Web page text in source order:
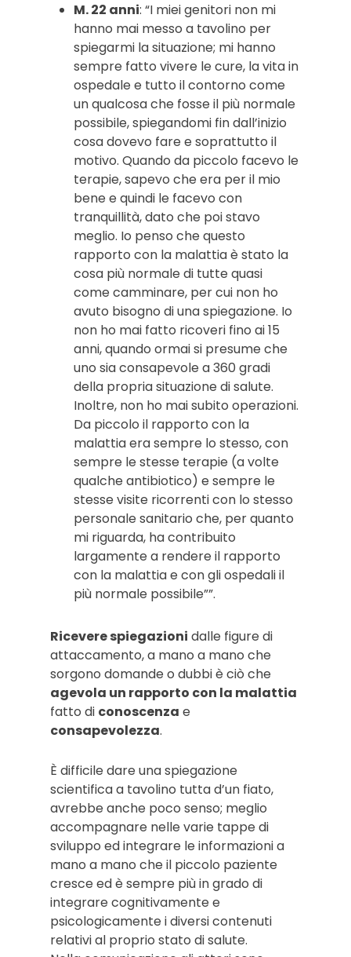
M. 22 anni: “I miei genitori non mi
hanno mai messo a tavolino per
spiegarmi la situazione; mi hanno
sempre fatto vivere le cure, la vita in
ospedale e tutto il contorno come
un qualcosa che fosse il più normale
possibile, spiegandomi fin dall’inizio
cosa dovevo fare e soprattutto il
motivo. Quando da piccolo facevo le
terapie, sapevo che era per il mio
bene e quindi le facevo con
tranquillità, dato che poi stavo
meglio. Io penso che questo
rapporto con la malattia è stato la
cosa più normale di tutte quasi
come camminare, per cui non ho
avuto bisogno di una spiegazione. Io
non ho mai fatto ricoveri fino ai 15
anni, quando ormai si presume che
uno sia consapevole a 360 gradi
della propria situazione di salute.
Inoltre, non ho mai subito operazioni.
Da piccolo il rapporto con la
malattia era sempre lo stesso, con
sempre le stesse terapie (a volte
qualche antibiotico) e sempre le
stesse visite ricorrenti con lo stesso
personale sanitario che, per quanto
mi riguarda, ha contribuito
largamente a rendere il rapporto
con la malattia e con gli ospedali il
più normale possibile””.
Ricevere spiegazioni dalle figure di
attaccamento, a mano a mano che
sorgono domande o dubbi è ciò che
agevola un rapporto con la malattia
fatto di conoscenza e
consapevolezza.
È difficile dare una spiegazione
scientifica a tavolino tutta d’un fiato,
avrebbe anche poco senso; meglio
accompagnare nelle varie tappe di
sviluppo ed integrare le informazioni a
mano a mano che il piccolo paziente
cresce ed è sempre più in grado di
integrare cognitivamente e
psicologicamente i diversi contenuti
relativi al proprio stato di salute.